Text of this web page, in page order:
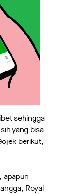
sehingga
yang bisa
berikut,
apapun
Royal